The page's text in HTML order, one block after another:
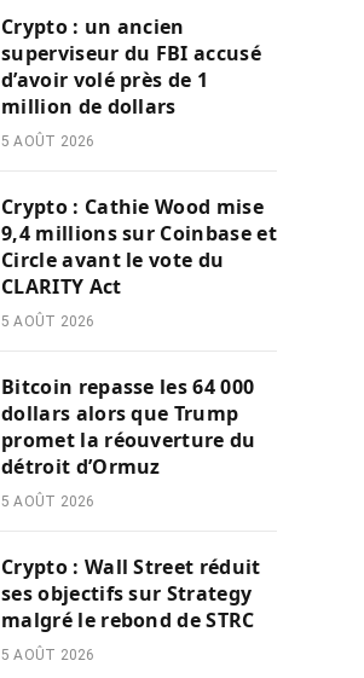
Crypto : un ancien
superviseur du FBI accusé
d’avoir volé près de 1
million de dollars
5 AOÛT 2026
Crypto : Cathie Wood mise
9,4 millions sur Coinbase et
Circle avant le vote du
CLARITY Act
5 AOÛT 2026
Bitcoin repasse les 64 000
dollars alors que Trump
promet la réouverture du
détroit d’Ormuz
5 AOÛT 2026
Crypto : Wall Street réduit
ses objectifs sur Strategy
malgré le rebond de STRC
5 AOÛT 2026